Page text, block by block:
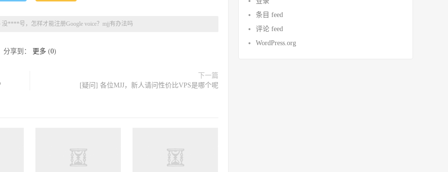
没****号，怎样才能注册Google voice？mjj有办法吗
分享到： 更多 (0)
下一篇
[疑问] 各位MJJ，新人请问性价比VPS是哪个呢
条目 feed
评论 feed
WordPress.org